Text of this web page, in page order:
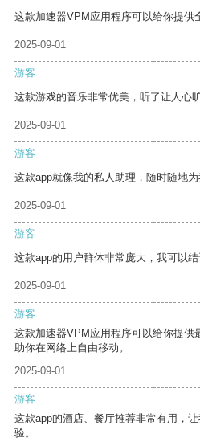
这款加速器VPM应用程序可以给你提供
2025-09-01
游客
这款游戏的音乐非常优美，听了让人心旷
2025-09-01
游客
这款app就像我的私人助理，随时随地为
2025-09-01
游客
这款app的用户群体非常庞大，我可以结
2025-09-01
游客
这款加速器VPM应用程序可以给你提供
助你在网络上自由移动。
2025-09-01
游客
这款app的酒店、餐厅推荐非常有用，
验。